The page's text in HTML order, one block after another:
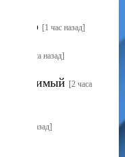
[1 час назад]
[2 часа назад]
любимый [2 часа
[3 часа назад]